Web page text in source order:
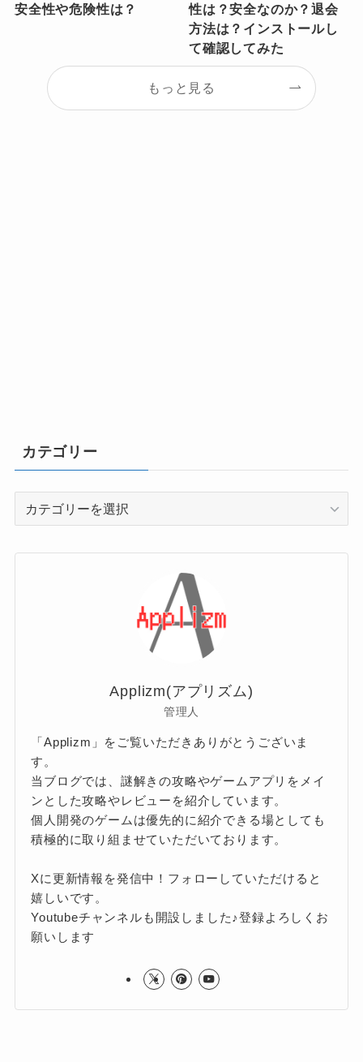
安全性や危険性は？
性は？安全なのか？退会
方法は？インストールし
て確認してみた
もっと見る
カテゴリー
Applizm(アプリズム)
管理人
「Applizm」をご覧いただきありがとうございま
す。
当ブログでは、謎解きの攻略やゲームアプリをメイ
ンとした攻略やレビューを紹介しています。
個人開発のゲームは優先的に紹介できる場としても
積極的に取り組ませていただいております。
Xに更新情報を発信中！フォローしていただけると
嬉しいです。
Youtubeチャンネルも開設しました♪登録よろしくお
願いします